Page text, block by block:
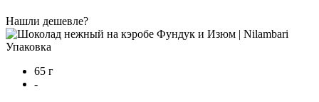
Нашли дешевле?
Упаковка
65 г
-